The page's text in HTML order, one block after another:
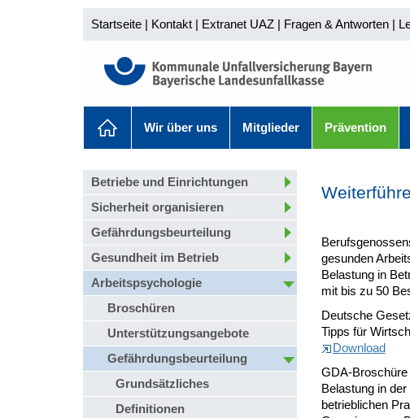
Startseite | Kontakt | Extranet UAZ | Fragen & Antworten |
Wir über uns Mitglieder Prävention
Betriebe und Einrichtungen
Sicherheit organisieren
Gefährdungsbeurteilung
Gesundheit im Betrieb
Arbeitspsychologie
Broschüren
Unterstützungsangebote
Gefährdungsbeurteilung
Grundsätzliches
Definitionen
gesunden
Belastung in
mit bis zu 50
Deutsche
Tipps für
Download
GDA-
Belastung in
betrieblichen